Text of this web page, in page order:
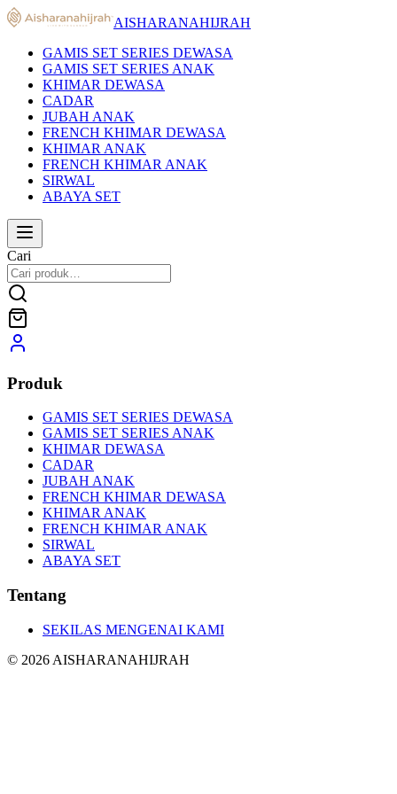
AISHARANAHIJRAH
GAMIS SET SERIES DEWASA
GAMIS SET SERIES ANAK
KHIMAR DEWASA
CADAR
JUBAH ANAK
FRENCH KHIMAR DEWASA
KHIMAR ANAK
FRENCH KHIMAR ANAK
SIRWAL
ABAYA SET
Cari
Produk
GAMIS SET SERIES DEWASA
GAMIS SET SERIES ANAK
KHIMAR DEWASA
CADAR
JUBAH ANAK
FRENCH KHIMAR DEWASA
KHIMAR ANAK
FRENCH KHIMAR ANAK
SIRWAL
ABAYA SET
Tentang
SEKILAS MENGENAI KAMI
© 2026 AISHARANAHIJRAH